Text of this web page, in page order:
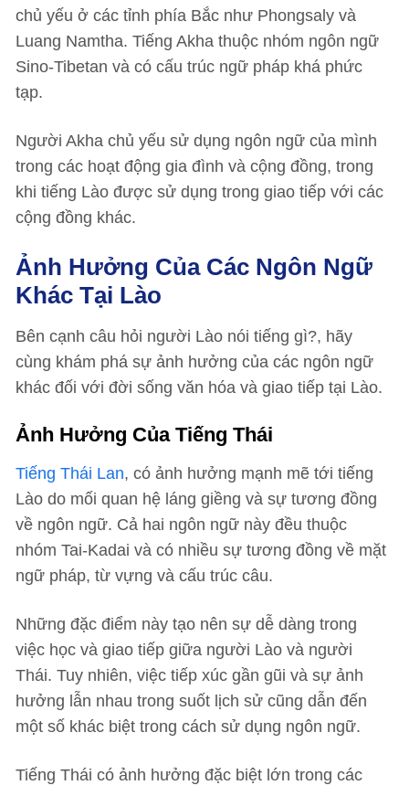
chủ yếu ở các tỉnh phía Bắc như Phongsaly và
Luang Namtha. Tiếng Akha thuộc nhóm ngôn ngữ
Sino-Tibetan và có cấu trúc ngữ pháp khá phức
tạp.
Người Akha chủ yếu sử dụng ngôn ngữ của mình
trong các hoạt động gia đình và cộng đồng, trong
khi tiếng Lào được sử dụng trong giao tiếp với các
cộng đồng khác.
Ảnh Hưởng Của Các Ngôn Ngữ
Khác Tại Lào
Bên cạnh câu hỏi người Lào nói tiếng gì?, hãy
cùng khám phá sự ảnh hưởng của các ngôn ngữ
khác đối với đời sống văn hóa và giao tiếp tại Lào.
Ảnh Hưởng Của Tiếng Thái
Tiếng Thái Lan, có ảnh hưởng mạnh mẽ tới tiếng
Lào do mối quan hệ láng giềng và sự tương đồng
về ngôn ngữ. Cả hai ngôn ngữ này đều thuộc
nhóm Tai-Kadai và có nhiều sự tương đồng về mặt
ngữ pháp, từ vựng và cấu trúc câu.
Những đặc điểm này tạo nên sự dễ dàng trong
việc học và giao tiếp giữa người Lào và người
Thái. Tuy nhiên, việc tiếp xúc gần gũi và sự ảnh
hưởng lẫn nhau trong suốt lịch sử cũng dẫn đến
một số khác biệt trong cách sử dụng ngôn ngữ.
Tiếng Thái có ảnh hưởng đặc biệt lớn trong các